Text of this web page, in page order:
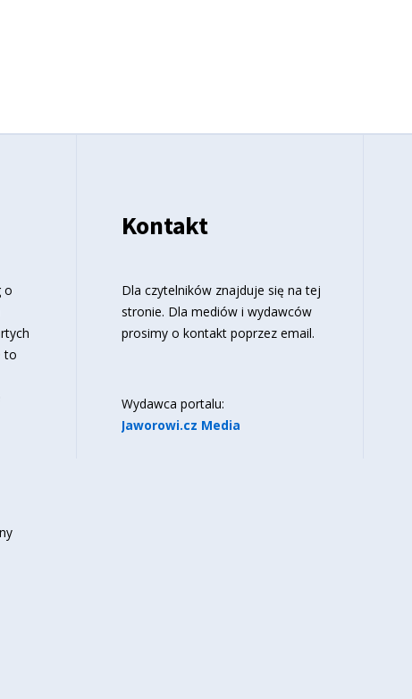
o
to
Kontakt
Dla czytelników znajduje się na tej
stronie. Dla mediów i wydawców
prosimy o kontakt poprzez email.
Wydawca portalu:
Jaworowi.cz Media